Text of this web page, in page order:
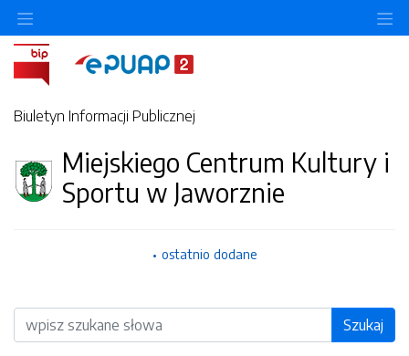
Biuletyn Informacji Publicznej
Miejskiego Centrum Kultury i
Sportu w Jaworznie
ostatnio dodane
Wyszukiwarka Szukaj